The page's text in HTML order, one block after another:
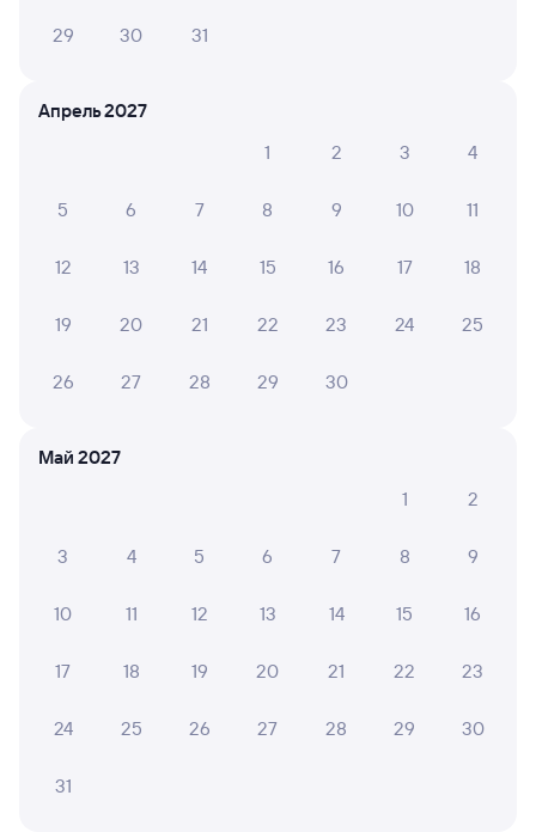
Отели в Мурманске
по этому направлению
Мы отображаем актуальные отзывы и не удаляем
6
03 августа 2026 • Поезд 226С
грязное бельё,после бывших пассажиров , сами
работает,очень душно было ехать то ли очень и очень
29 30 31
Апрель 2027
1
2 3 4
5 6 7 8 9 10 11
12 13 14 15 16 17 18
19 20 21 22 23 24 25
26 27 28 29 30
Май 2027
1
2
3 4 5 6 7 8 9
10 11 12 13 14 15 16
17 18 19 20 21 22 23
24 25 26 27 28 29 30
31